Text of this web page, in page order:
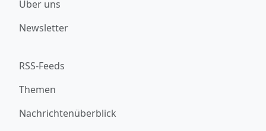
Über uns
Newsletter
RSS-Feeds
Themen
Nachrichtenüberblick